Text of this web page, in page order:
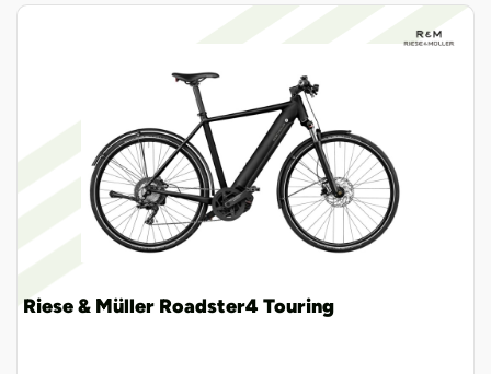
Riese & Müller Roadster4 Touring